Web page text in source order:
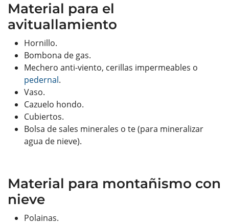
Material para el
avituallamiento
Hornillo.
Bombona de gas.
Mechero anti-viento, cerillas impermeables o
pedernal.
Vaso.
Cazuelo hondo.
Cubiertos.
Bolsa de sales minerales o te (para mineralizar
agua de nieve).
Material para montañismo con
nieve
Polainas.